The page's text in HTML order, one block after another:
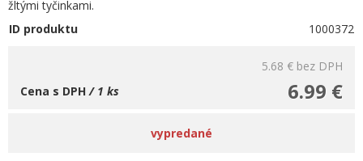
žltými tyčinkami.
ID produktu
1000372
5.68 € bez DPH
6.99 €
Cena s DPH/ 1 ks
vypredané